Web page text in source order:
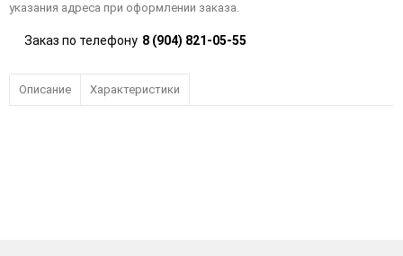
указания адреса при оформлении заказа.
Заказ по телефону 8 (904) 821-05-55
Описание Характеристики